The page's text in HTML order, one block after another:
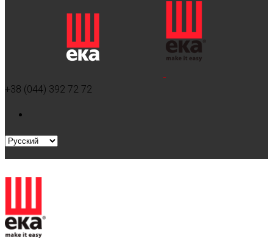
+38 (044) 392 72 72